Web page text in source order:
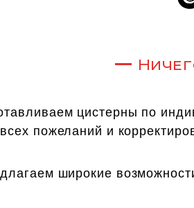
цистерны по
пожеланий и
широкие